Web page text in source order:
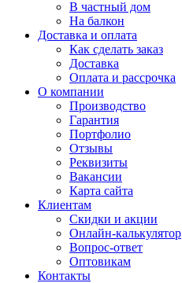
В частный дом
На балкон
Доставка и оплата
Как сделать заказ
Доставка
Оплата и рассрочка
О компании
Производство
Гарантия
Портфолио
Отзывы
Реквизиты
Вакансии
Карта сайта
Клиентам
Скидки и акции
Онлайн-калькулятор
Вопрос-ответ
Оптовикам
Контакты